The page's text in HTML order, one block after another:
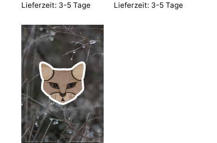
Lieferzeit: 3-5 Tage Lieferzeit: 3-5 Tage